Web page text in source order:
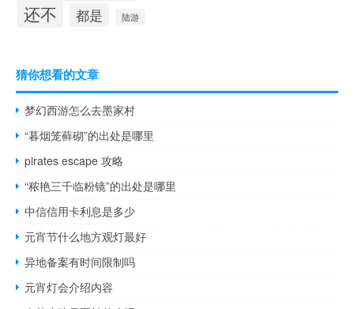
还不 都是 陆游
猜你想看的文章
梦幻西游怎么去墨家村
“暮烟笼藓砌”的出处是哪里
pirates escape 攻略
“秾艳三千临粉镜”的出处是哪里
中信信用卡利息是多少
元宵节什么地方观灯最好
异地备案有时间限制吗
元宵灯会介绍内容